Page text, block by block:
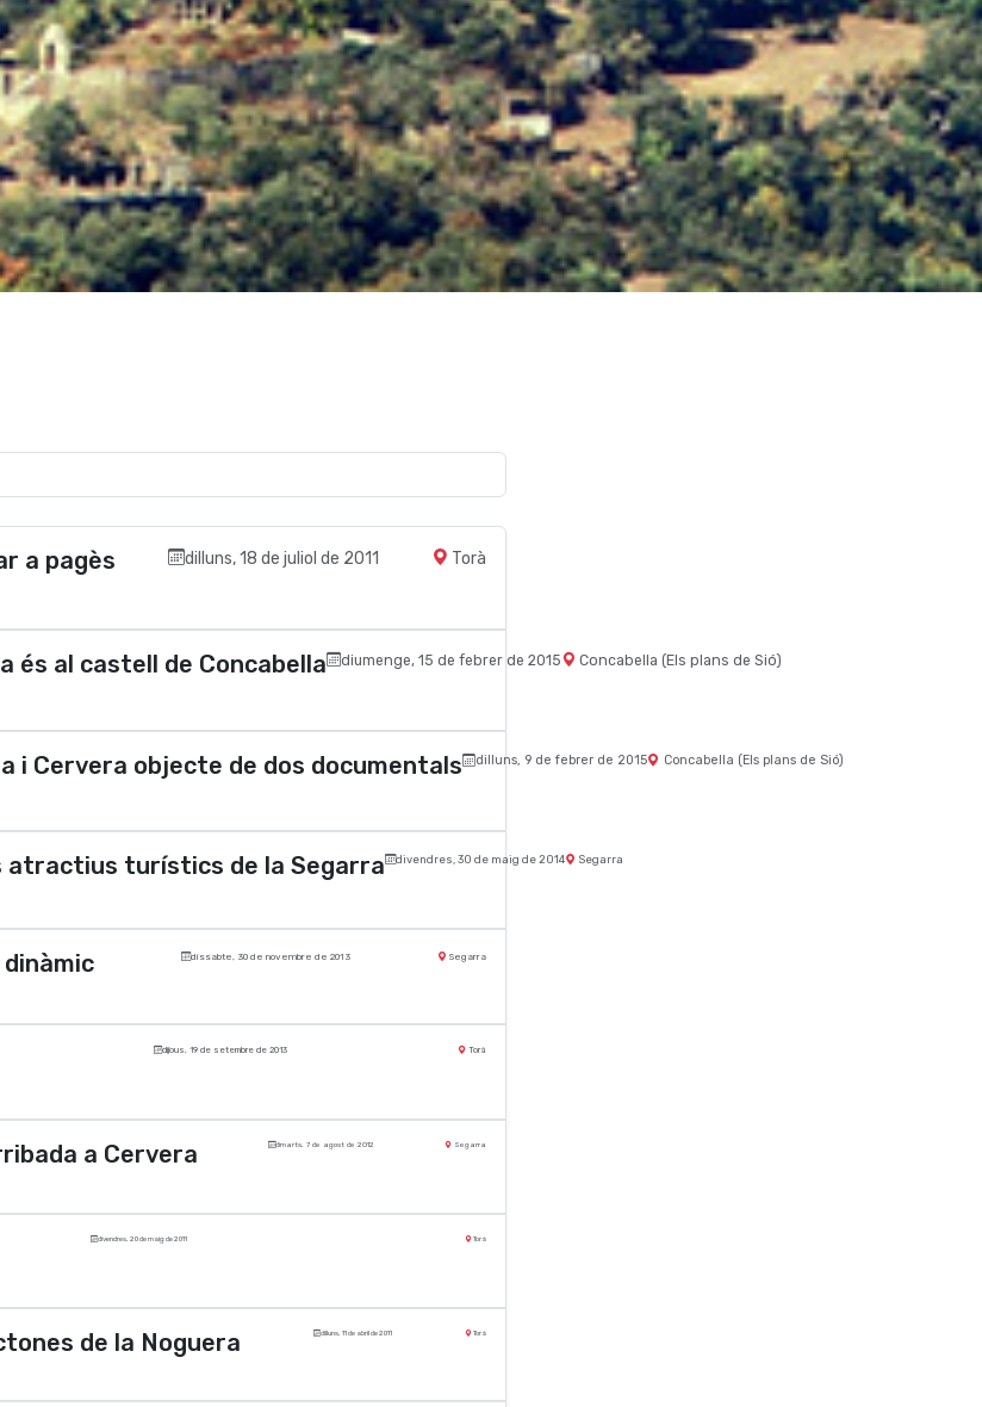
a pagès dilluns, 18 de juliol de 2011 Torà
és al castell de Concabella diumenge, 15 de febrer de 2015 Concabella (Els plans de Sió)
i Cervera objecte de dos documentals dilluns, 9 de febrer de 2015 Concabella (Els plans de Sió)
atractius turístics de la Segarra divendres, 30 de maig de 2014 Segarra
dissabte, 30 de novembre de 2013 Segarra
dijous, 19 de setembre de 2013 Torà
a Cervera dimarts, 7 de agost de 2012 Segarra
divendres, 20 de maig de 2011 Torà
de la Noguera dilluns, 11 de abril de 2011 Torà